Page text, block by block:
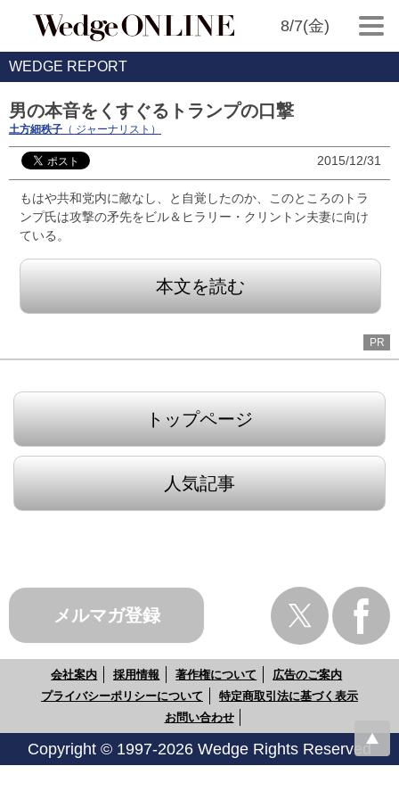
8/7(金)
WEDGE REPORT
男の本音をくすぐるトランプの口撃
土方細秩子 （ ジャーナリスト）
2015/12/31
もはや共和党内に敵なし、と自覚したのか、このところのトラ
ンプ氏は攻撃の矛先をビル＆ヒラリー・クリントン夫妻に向け
ている。
本文を読む
PR
トップページ
人気記事
メルマガ登録
会社案内 採用情報 著作権について
広告のご案内
プライバシーポリシーについて
特定商取引法に基づく表示
お問い合わせ
Copyright © 1997-2026 Wedge Rights Reserved